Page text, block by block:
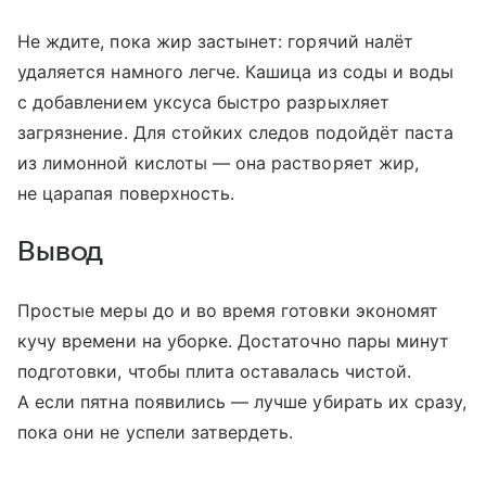
Не ждите, пока жир застынет: горячий налёт
удаляется намного легче. Кашица из соды и воды
с добавлением уксуса быстро разрыхляет
загрязнение. Для стойких следов подойдёт паста
из лимонной кислоты — она растворяет жир,
не царапая поверхность.
Вывод
Простые меры до и во время готовки экономят
кучу времени на уборке. Достаточно пары минут
подготовки, чтобы плита оставалась чистой.
А если пятна появились — лучше убирать их сразу,
пока они не успели затвердеть.